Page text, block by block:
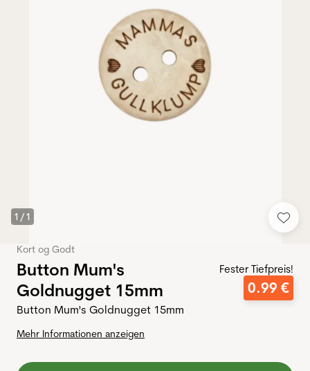
1 /1
Kort og Godt
Button Mum's
Goldnugget 15mm
Fester Tiefpreis!
0.99 €
Button Mum's Goldnugget 15mm
Mehr Informationen anzeigen